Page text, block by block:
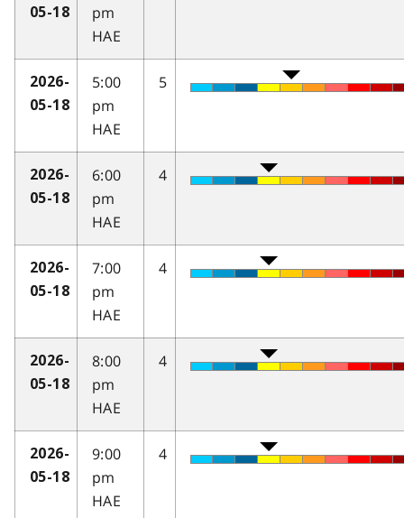
05-18
pm
HAE
2026-
05-18
5:00
pm
HAE
5
2026-
05-18
6:00
pm
HAE
4
2026-
05-18
7:00
pm
HAE
4
2026-
05-18
8:00
pm
HAE
4
2026-
05-18
9:00
pm
HAE
4